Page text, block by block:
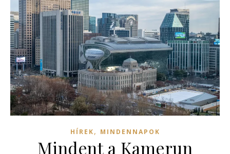
HÍREK, MINDENNAPOK
Mindent a Kamerun